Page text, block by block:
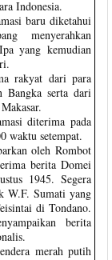
Indonesia.
baru diketahui
menyerahkan
yang kemudian
rakyat dari para
Bangka serta dari
diterima pada
waktu setempat.
oleh Rombot
berita Domei
1945. Segera
W.F. Sumati yang
di Tondano.
berita
merah putih